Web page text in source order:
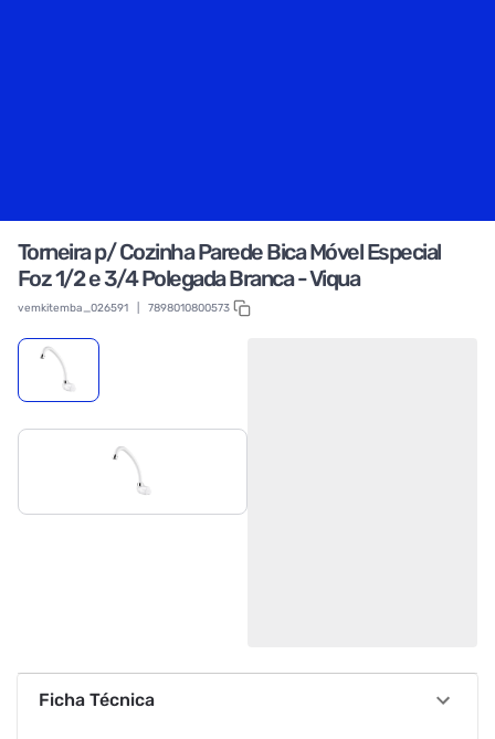
Torneira p/ Cozinha Parede Bica Móvel Especial
Foz 1/2 e 3/4 Polegada Branca - Viqua
vemkitemba_026591 7898010800573
Ficha Técnica